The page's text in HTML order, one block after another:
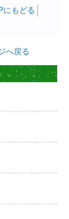
にもどる
へ戻る